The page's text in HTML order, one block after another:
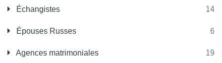
Échangistes 14
Épouses Russes 6
Agences matrimoniales 19